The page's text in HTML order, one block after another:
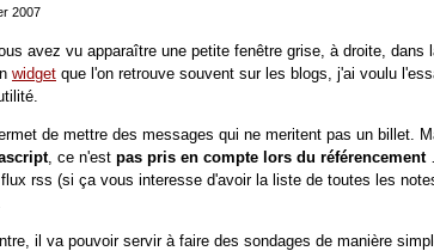
2007
avez vu apparaître une petite fenêtre grise, à droite, dans
widget que l'on retrouve souvent sur les blogs, j'ai voulu
de mettre des messages qui ne meritent pas un billet.
, ce n'est pas pris en compte lors du référencement
rss (si ça vous interesse d'avoir la liste de toutes les
il va pouvoir servir à faire des sondages de manière